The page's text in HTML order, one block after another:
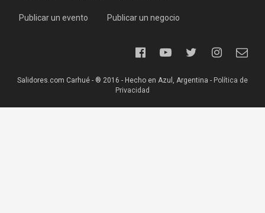
Publicar un evento Publicar un negocio
Salidores.com Carhué - ® 2016 - Hecho en Azul, Argentina - Política de
Privacidad